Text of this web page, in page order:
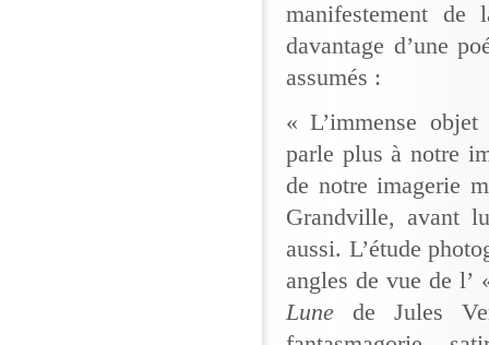
manifestement de
davantage d’une
assumés :
« L’immense
parle plus à notre
de notre imagerie
Grandville, avant
aussi. L’étude
angles de vue de l’
Lune de Jules